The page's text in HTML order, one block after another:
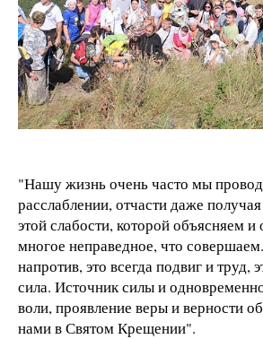
"Нашу жизнь очень часто мы
расслаблении, отчасти даже
этой слабости, которой объясняем
многое неправедное, что
напротив, это всегда подвиг и труд,
сила. Источник силы и
воли, проявление веры и верности
нами в Святом Крещении".